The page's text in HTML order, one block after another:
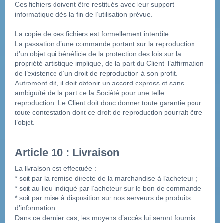
Ces fichiers doivent être restitués avec leur support
informatique dès la fin de l’utilisation prévue.
La copie de ces fichiers est formellement interdite.
La passation d’une commande portant sur la reproduction
d’un objet qui bénéficie de la protection des lois sur la
propriété artistique implique, de la part du Client, l’affirmation
de l’existence d’un droit de reproduction à son profit.
Autrement dit, il doit obtenir un accord express et sans
ambiguïté de la part de la Société pour une telle
reproduction. Le Client doit donc donner toute garantie pour
toute contestation dont ce droit de reproduction pourrait être
l’objet.
Article 10 : Livraison
La livraison est effectuée :
* soit par la remise directe de la marchandise à l’acheteur ;
* soit au lieu indiqué par l’acheteur sur le bon de commande
* soit par mise à disposition sur nos serveurs de produits
d’information.
Dans ce dernier cas, les moyens d’accès lui seront fournis